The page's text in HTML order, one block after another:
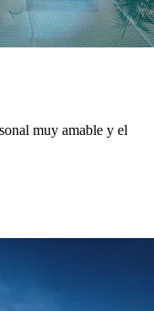
muy amable y el